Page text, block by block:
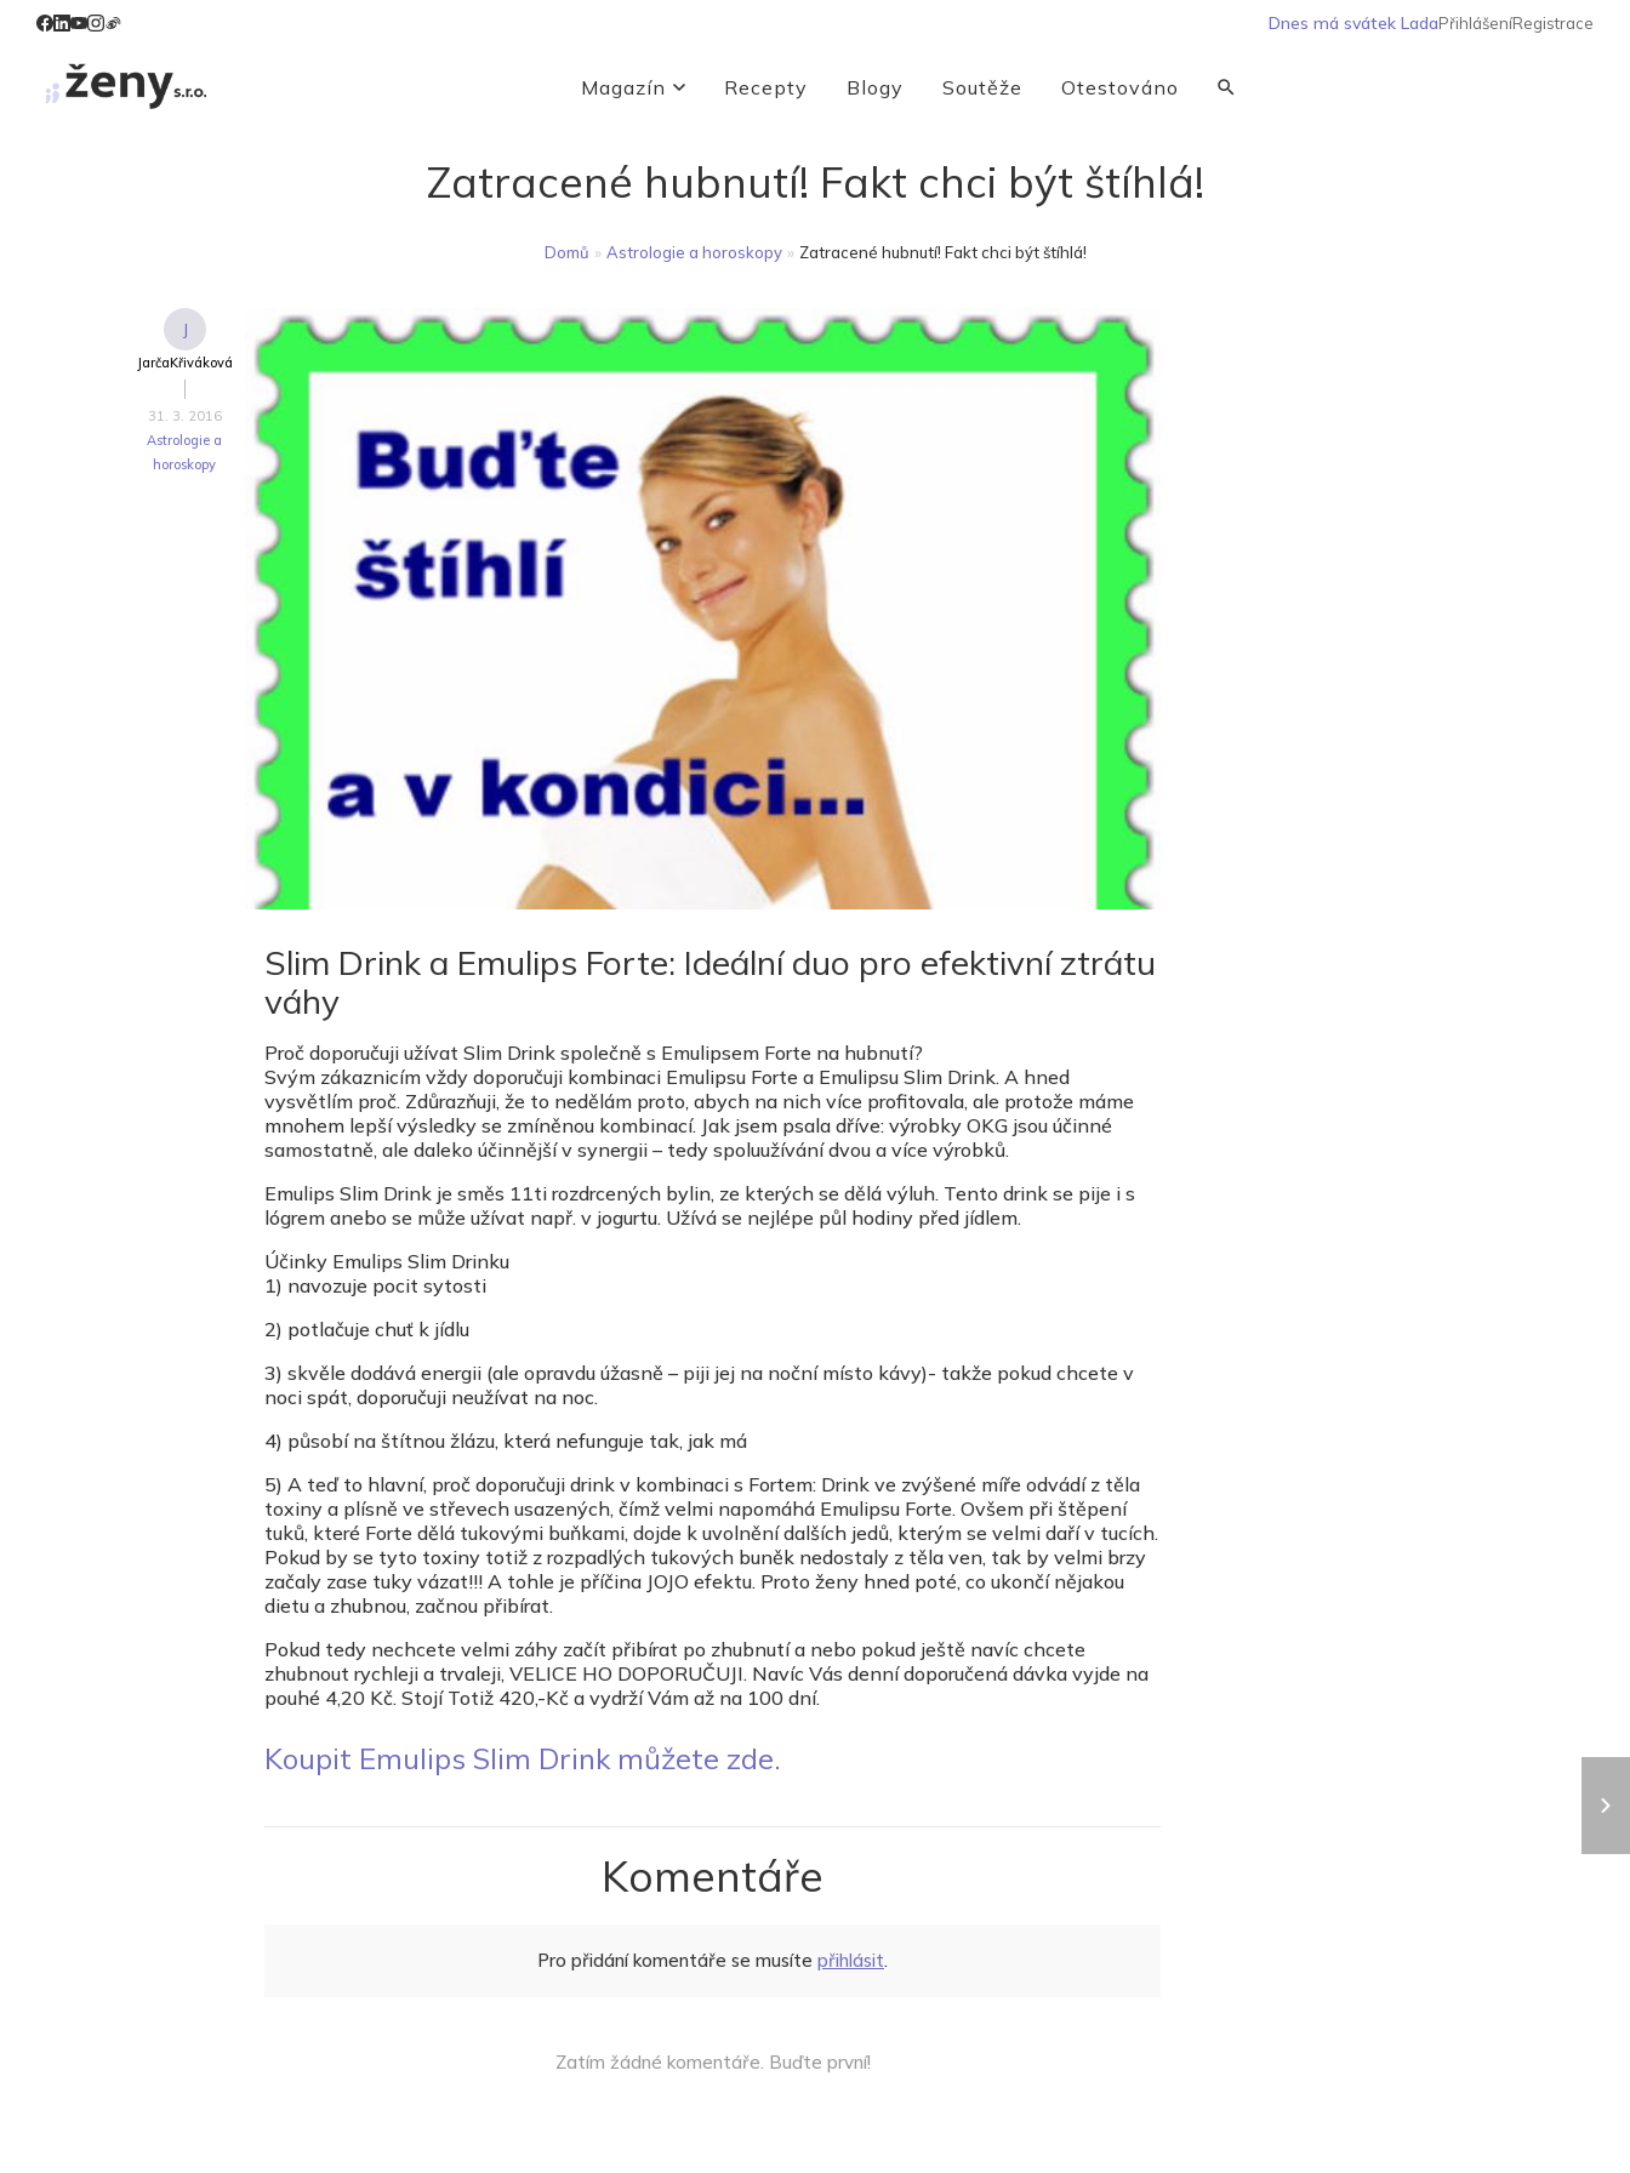
Dnes má svátek LadaPřihlášeníRegistrace
Magazín Recepty Blogy Soutěže Otestováno
Zatracené hubnutí! Fakt chci být štíhlá!
Domů » Astrologie a horoskopy » Zatracené hubnutí! Fakt chci být štíhlá!
J
JarčaKřiváková
31. 3. 2016
Astrologie a
horoskopy
Slim Drink a Emulips Forte: Ideální duo pro efektivní ztrátu
váhy
Proč doporučuji užívat Slim Drink společně s Emulipsem Forte na hubnutí?
Svým zákaznicím vždy doporučuji kombinaci Emulipsu Forte a Emulipsu Slim Drink. A hned
vysvětlím proč. Zdůrazňuji, že to nedělám proto, abych na nich více profitovala, ale protože máme
mnohem lepší výsledky se zmíněnou kombinací. Jak jsem psala dříve: výrobky OKG jsou účinné
samostatně, ale daleko účinnější v synergii – tedy spoluužívání dvou a více výrobků.
Emulips Slim Drink je směs 11ti rozdrcených bylin, ze kterých se dělá výluh. Tento drink se pije i s
lógrem anebo se může užívat např. v jogurtu. Užívá se nejlépe půl hodiny před jídlem.
Účinky Emulips Slim Drinku
1) navozuje pocit sytosti
2) potlačuje chuť k jídlu
3) skvěle dodává energii (ale opravdu úžasně – piji jej na noční místo kávy)- takže pokud chcete v
noci spát, doporučuji neužívat na noc.
4) působí na štítnou žlázu, která nefunguje tak, jak má
5) A teď to hlavní, proč doporučuji drink v kombinaci s Fortem: Drink ve zvýšené míře odvádí z těla
toxiny a plísně ve střevech usazených, čímž velmi napomáhá Emulipsu Forte. Ovšem při štěpení
tuků, které Forte dělá tukovými buňkami, dojde k uvolnění dalších jedů, kterým se velmi daří v tucích.
Pokud by se tyto toxiny totiž z rozpadlých tukových buněk nedostaly z těla ven, tak by velmi brzy
začaly zase tuky vázat!!! A tohle je příčina JOJO efektu. Proto ženy hned poté, co ukončí nějakou
dietu a zhubnou, začnou přibírat.
Pokud tedy nechcete velmi záhy začít přibírat po zhubnutí a nebo pokud ještě navíc chcete
zhubnout rychleji a trvaleji, VELICE HO DOPORUČUJI. Navíc Vás denní doporučená dávka vyjde na
pouhé 4,20 Kč. Stojí Totiž 420,-Kč a vydrží Vám až na 100 dní.
Koupit Emulips Slim Drink můžete zde.
Komentáře
Pro přidání komentáře se musíte přihlásit.
Zatím žádné komentáře. Buďte první!